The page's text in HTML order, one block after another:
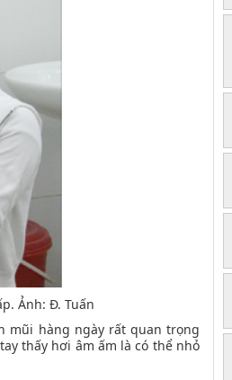
Ảnh: Đ. Tuấn
mũi hàng ngày rất quan trọng
thấy hơi âm ấm là có thể nhỏ